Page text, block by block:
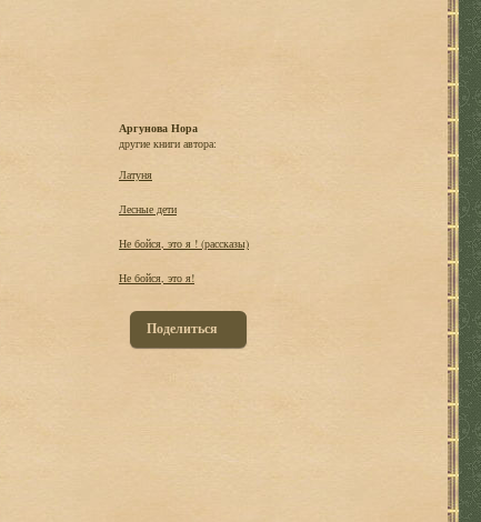
Аргунова Нора
другие книги автора:
Латуня
Лесные дети
Не бойся, это я ! (рассказы)
Не бойся, это я!
Поделиться